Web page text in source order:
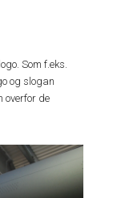
Som f.eks.
og slogan
overfor de